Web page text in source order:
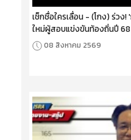
เช็กชื่อใครเลื่อน - (โกง) ร่ว
ใหม่ผู้สอบแข่งขันท้องถิ่นปี 68
08 สิงหาคม 2569